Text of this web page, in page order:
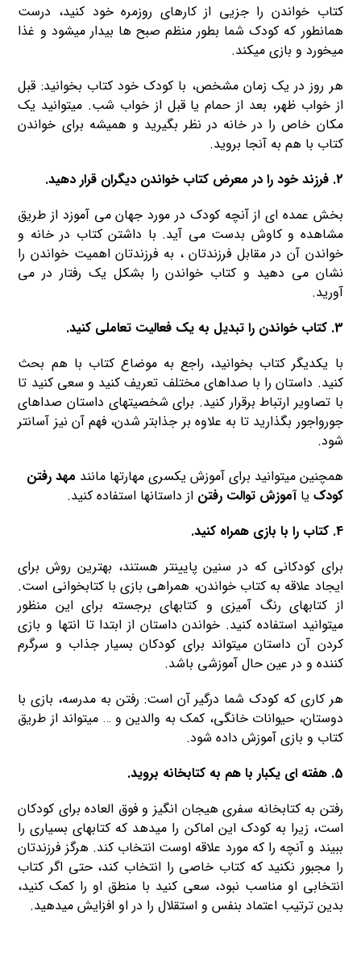
کتاب خواندن را جزیی از کارهای روزمره خود کنید، درست
همانطور که کودک شما بطور منظم صبح ها بیدار میشود و غذا
میخورد و بازی میکند.
هر روز در یک زمان مشخص، با کودک خود کتاب بخوانید: قبل
از خواب ظهر، بعد از حمام یا قبل از خواب شب. میتوانید یک
مکان خاص را در خانه در نظر بگیرید و همیشه برای خواندن
کتاب با هم به آنجا بروید.
2. فرزند خود را در معرض کتاب خواندن دیگران قرار دهید.
بخش عمده ای از آنچه کودک در مورد جهان می آموزد از طریق
مشاهده و کاوش بدست می آید. با داشتن کتاب در خانه و
خواندن آن در مقابل فرزندتان ، به فرزندتان اهمیت خواندن را
نشان می دهید و کتاب خواندن را بشکل یک رفتار در می
آورید.
3. کتاب خواندن را تبدیل به یک فعالیت تعاملی کنید.
با یکدیگر کتاب بخوانید، راجع به موضاع کتاب با هم بحث
کنید. داستان را با صداهای مختلف تعریف کنید و سعی کنید تا
با تصاویر ارتباط برقرار کنید. برای شخصیتهای داستان صداهای
جورواجور بگذارید تا به علاوه بر جذابتر شدن، فهم آن نیز آسانتر
شود.
همچنین میتوانید برای آموزش یکسری مهارتها مانند مهد رفتن
کودک یاآموزش توالت رفتن از داستانها استفاده کنید.
4. کتاب را با بازی همراه کنید.
برای کودکانی که در سنین پایینتر هستند، بهترین روش برای
ایجاد علاقه به کتاب خواندن، همراهی بازی با کتابخوانی است.
از کتابهای رنگ آمیزی و کتابهای برجسته برای این منظور
میتوانید استفاده کنید. خواندن داستان از ابتدا تا انتها و بازی
کردن آن داستان میتواند برای کودکان بسیار جذاب و سرگرم
کننده و در عین حال آموزشی باشد.
هر کاری که کودک شما درگیر آن است: رفتن به مدرسه، بازی با
دوستان، حیوانات خانگی، کمک به والدین و … میتواند از طریق
کتاب و بازی آموزش داده شود.
5. هفته ای یکبار با هم به کتابخانه بروید.
رفتن به کتابخانه سفری هیجان انگیز و فوق العاده برای کودکان
است، زیرا به کودک این اماکن را میدهد که کتابهای بسیاری را
ببیند و آنچه را که مورد علاقه اوست انتخاب کند. هرگز فرزندتان
را مجبور نکنید که کتاب خاصی را انتخاب کند، حتی اگر کتاب
انتخابی او مناسب نبود، سعی کنید با منطق او را کمک کنید،
بدین ترتیب اعتماد بنفس و استقلال را در او افزایش میدهید.